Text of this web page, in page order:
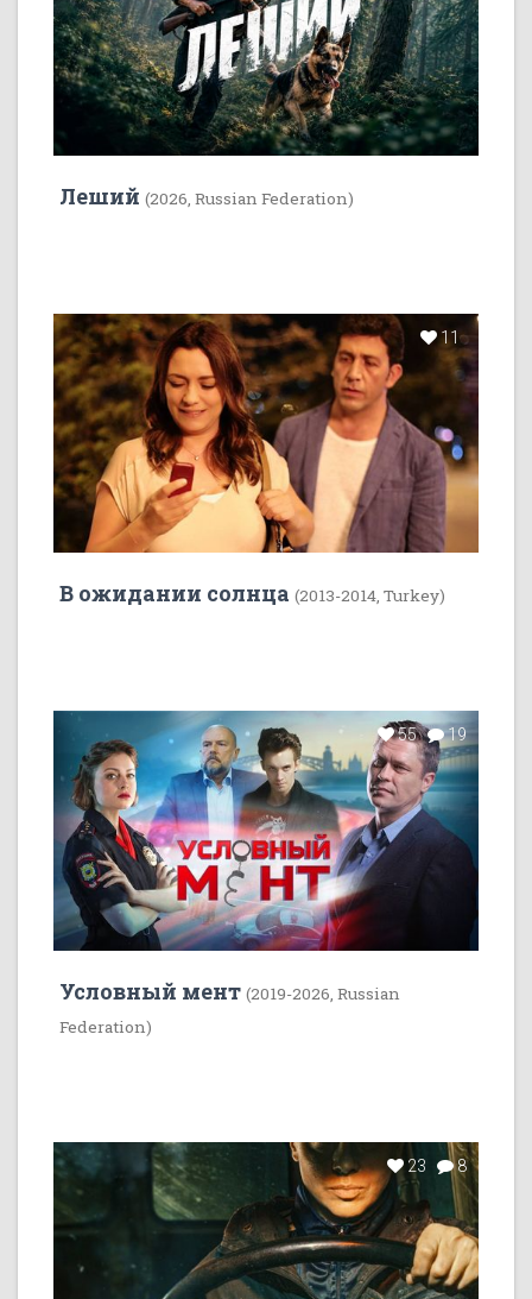
Леший (2026, Russian Federation)
11
В ожидании солнца (2013-2014, Turkey)
55 19
Условный мент (2019-2026, Russian
Federation)
23 8